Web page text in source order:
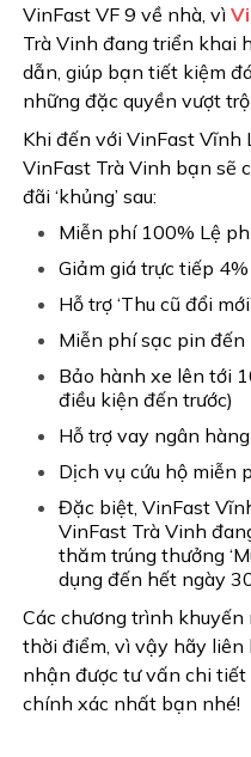
VinFast VF 9 về nhà, vì
Trà Vinh đang triển khai
dẫn, giúp bạn tiết kiệm
những đặc quyền vượt
Khi đến với VinFast Vĩnh
VinFast Trà Vinh bạn sẽ
đãi ‘khủng’ sau:
Miễn phí 100% Lệ
Giảm giá trực tiếp
Hỗ trợ ‘Thu cũ đổi
Miễn phí sạc pin
Bảo hành xe lên tới
điều kiện đến trước)
Hỗ trợ vay ngân
Dịch vụ cứu hộ miễn
Đặc biệt, VinFast
VinFast Trà Vinh
thăm trúng thưởng
dụng đến hết ngày
Các chương trình
thời điểm, vì vậy hãy liên
nhận được tư vấn chi tiết
chính xác nhất bạn nhé!